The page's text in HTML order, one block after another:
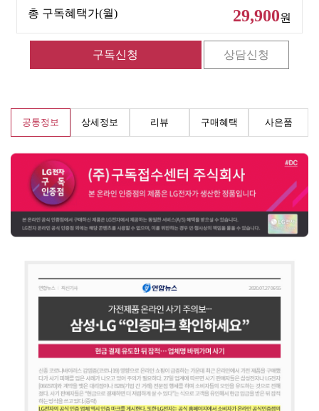
총 구독혜택가(월) 29,900원
공통정보 상세정보 리뷰 구매혜택 사은품